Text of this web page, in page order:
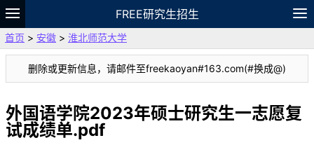
FREE研究生招生
题库
故事 专题
VIP
资料
首页 > 安徽 > 淮北师范大学
删除或更新信息，请邮件至freekaoyan#163.com(#换成@)
外国语学院2023年硕士研究生一志愿复
试成绩单.pdf